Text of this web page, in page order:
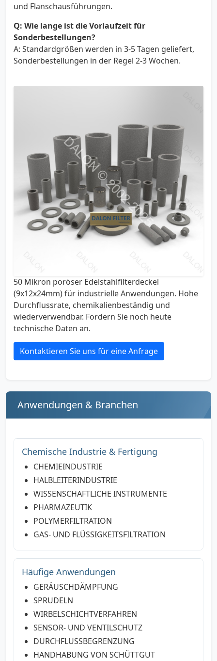
und Flanschausführungen.
Q: Wie lange ist die Vorlaufzeit für
Sonderbestellungen?
A: Standardgrößen werden in 3-5 Tagen geliefert,
Sonderbestellungen in der Regel 2-3 Wochen.
50 Mikron poröser Edelstahlfilterdeckel
(9x12x24mm) für industrielle Anwendungen. Hohe
Durchflussrate, chemikalienbeständig und
wiederverwendbar. Fordern Sie noch heute
technische Daten an.
Kontaktieren Sie uns für eine Anfrage
Anwendungen & Branchen
Chemische Industrie & Fertigung
CHEMIEINDUSTRIE
HALBLEITERINDUSTRIE
WISSENSCHAFTLICHE INSTRUMENTE
PHARMAZEUTIK
POLYMERFILTRATION
GAS- UND FLÜSSIGKEITSFILTRATION
Häufige Anwendungen
GERÄUSCHDÄMPFUNG
SPRUDELN
WIRBELSCHICHTVERFAHREN
SENSOR- UND VENTILSCHUTZ
DURCHFLUSSBEGRENZUNG
HANDHABUNG VON SCHÜTTGUT